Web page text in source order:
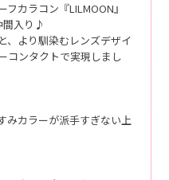
カラコン『LILMOON』
間入り♪
、より馴染むレンズデザイ
コンタクトで実現しまし
みカラーが派手すぎない上